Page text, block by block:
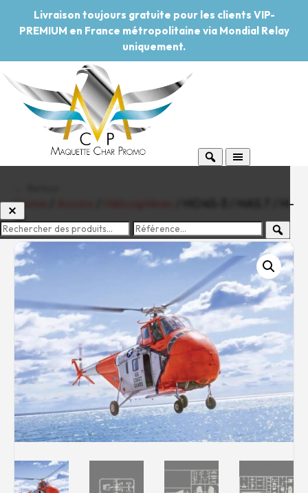
Livraison toujours gratuite pour les clients VIP-
PREMIUM en France métropolitaine via Mondial Relay
uniquement.
Rechercher des produits...
Mon panier
0
0,00€
Connexion / Inscription
Véhicules
Avions
Bateaux
Figurines
Peintures
Home
/ HO4S-3 / HAS.7 / H-
19